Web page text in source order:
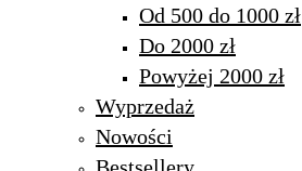
Od 500 do 1000 zł
Do 2000 zł
Powyżej 2000 zł
Wyprzedaż
Nowości